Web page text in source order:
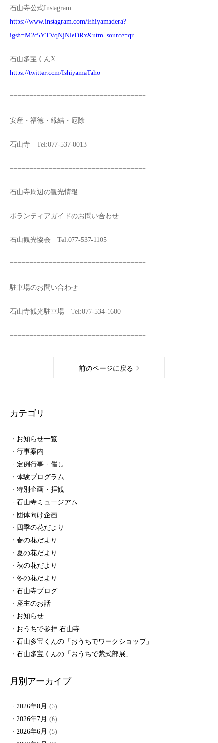
石山寺公式Instagram
https://www.instagram.com/ishiyamadera?
igsh=M2c5YTVqNjNleDRx&utm_source=qr
石山多宝くんX
https://twitter.com/IshiyamaTaho
===================================
安産・福徳・縁結・厄除
石山寺 Tel:077-537-0013
===================================
石山寺周辺の観光情報
ボランティアガイドのお問い合わせ
石山観光協会 Tel:077-537-1105
===================================
駐車場のお問い合わせ
石山寺観光駐車場 Tel:077-534-1600
===================================
前のページに戻る
カテゴリ
お知らせ一覧
行事案内
定例行事・催し
体験プログラム
特別企画・拝観
石山寺ミュージアム
団体向け企画
四季の花だより
春の花だより
夏の花だより
秋の花だより
冬の花だより
石山寺ブログ
座主のお話
お知らせ
おうちで参拝 石山寺
石山多宝くんの「おうちでワークショップ」
石山多宝くんの「おうちで紫式部展」
月別アーカイブ
2026年8月 (3)
2026年7月 (6)
2026年6月 (5)